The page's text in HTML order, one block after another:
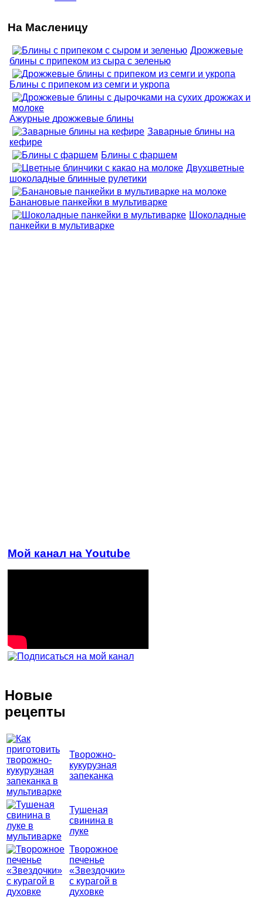
На Масленицу
Дрожжевые
блины с припеком из сыра с зеленью
Блины с припеком из семги и укропа
Ажурные дрожжевые блины
Заварные блины на
кефире
Блины с фаршем
Двухцветные
шоколадные блинные рулетики
Банановые панкейки в мультиварке
Шоколадные
панкейки в мультиварке
Мой канал на Youtube
Новые
рецепты
Творожно-
кукурузная
запеканка
Тушеная
свинина в
луке
Творожное
печенье
«Звездочки»
с курагой в
духовке